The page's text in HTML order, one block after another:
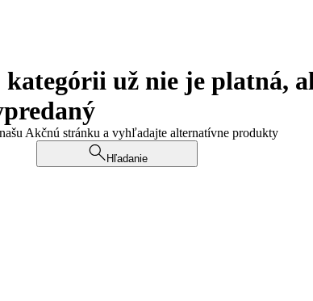
už nie je platná,
Akčnú stránku a vyhľadajte alternatívne produkty
Hľadanie